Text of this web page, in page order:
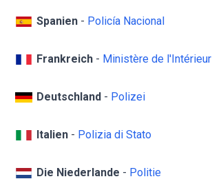
Spanien - Policía Nacional
Frankreich - Ministère de l'Intérieur
Deutschland - Polizei
Italien - Polizia di Stato
Die Niederlande - Politie